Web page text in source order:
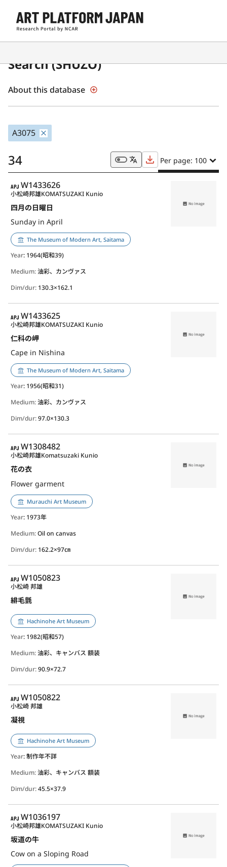
Japanese Museum Collections
Search (SHŪZŌ)
About this database
A3075
34 Per page: 100
APJ
W1433626
四月の日曜日
Sunday in April
小松崎邦雄KOMATSUZAKI Kunio
The Museum of Modern Art, Saitama
Year: 1964(昭和39)
Medium:油彩、カンヴァス
Dim/dur: 130.3×162.1
APJ
W1433625
仁科の岬
Cape in Nishina
小松崎邦雄KOMATSUZAKI Kunio
The Museum of Modern Art, Saitama
Year: 1956(昭和31)
Medium:油彩、カンヴァス
Dim/dur:97.0×130.3
APJ
W1308482
花の衣
Flower garment
小松崎邦雄Komatsuzaki Kunio
Murauchi Art Museum
Year: 1973年
Medium:Oil on canvas
Dim/dur: 162.2×97㎝
APJ
W1050823
緋毛氈
小松崎 邦雄
Hachinohe Art Museum
Year: 1982(昭和57)
Medium:油彩、キャンバス 額装
Dim/dur:90.9×72.7
APJ
W1050822
凝視
小松崎 邦雄
Hachinohe Art Museum
Year: 制作年不詳
Medium:油彩、キャンバス 額装
Dim/dur:45.5×37.9
APJ
W1036197
坂道の牛
Cow on a Sloping Road
小松崎邦雄KOMATSUZAKI Kunio